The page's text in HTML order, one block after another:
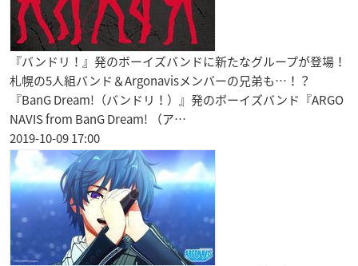
『バンドリ！』発のボーイズバンドに新たなグループが登場！
札幌の5人組バンド＆Argonavisメンバーの兄弟も…！？
『BanG Dream!（バンドリ！）』発のボーイズバンド『ARGO
NAVIS from BanG Dream! （ア…
2019-10-09 17:00